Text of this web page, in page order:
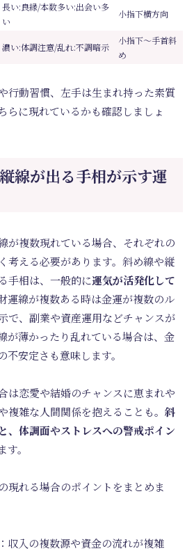
長い:良縁/本数多い:出会い多
い
小指下横方向
濃い:体調注意/乱れ:不調暗示
小指下～手首斜
め
行動習慣、左手は生まれ持った素質
らに現れているかも確認しましょ
線が出る手相が示す運
が複数現れている場合、それぞれの
考える必要があります。斜め線や縦
手相は、一般的に運気が活発化して
運線が複数ある時は金運が複数のル
で、副業や資産運用などチャンスが
が薄かったり乱れている場合は、金
安定さも意味します。
は恋愛や結婚のチャンスに恵まれや
複雑な人間関係を抱えることも。 斜
、体調面やストレスへの警戒ポイン
す。
現れる場合のポイントをまとめま
：収入の複数源や資金の流れが複雑